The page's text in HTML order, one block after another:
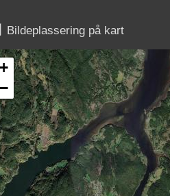
Bildeplassering på kart
+
−